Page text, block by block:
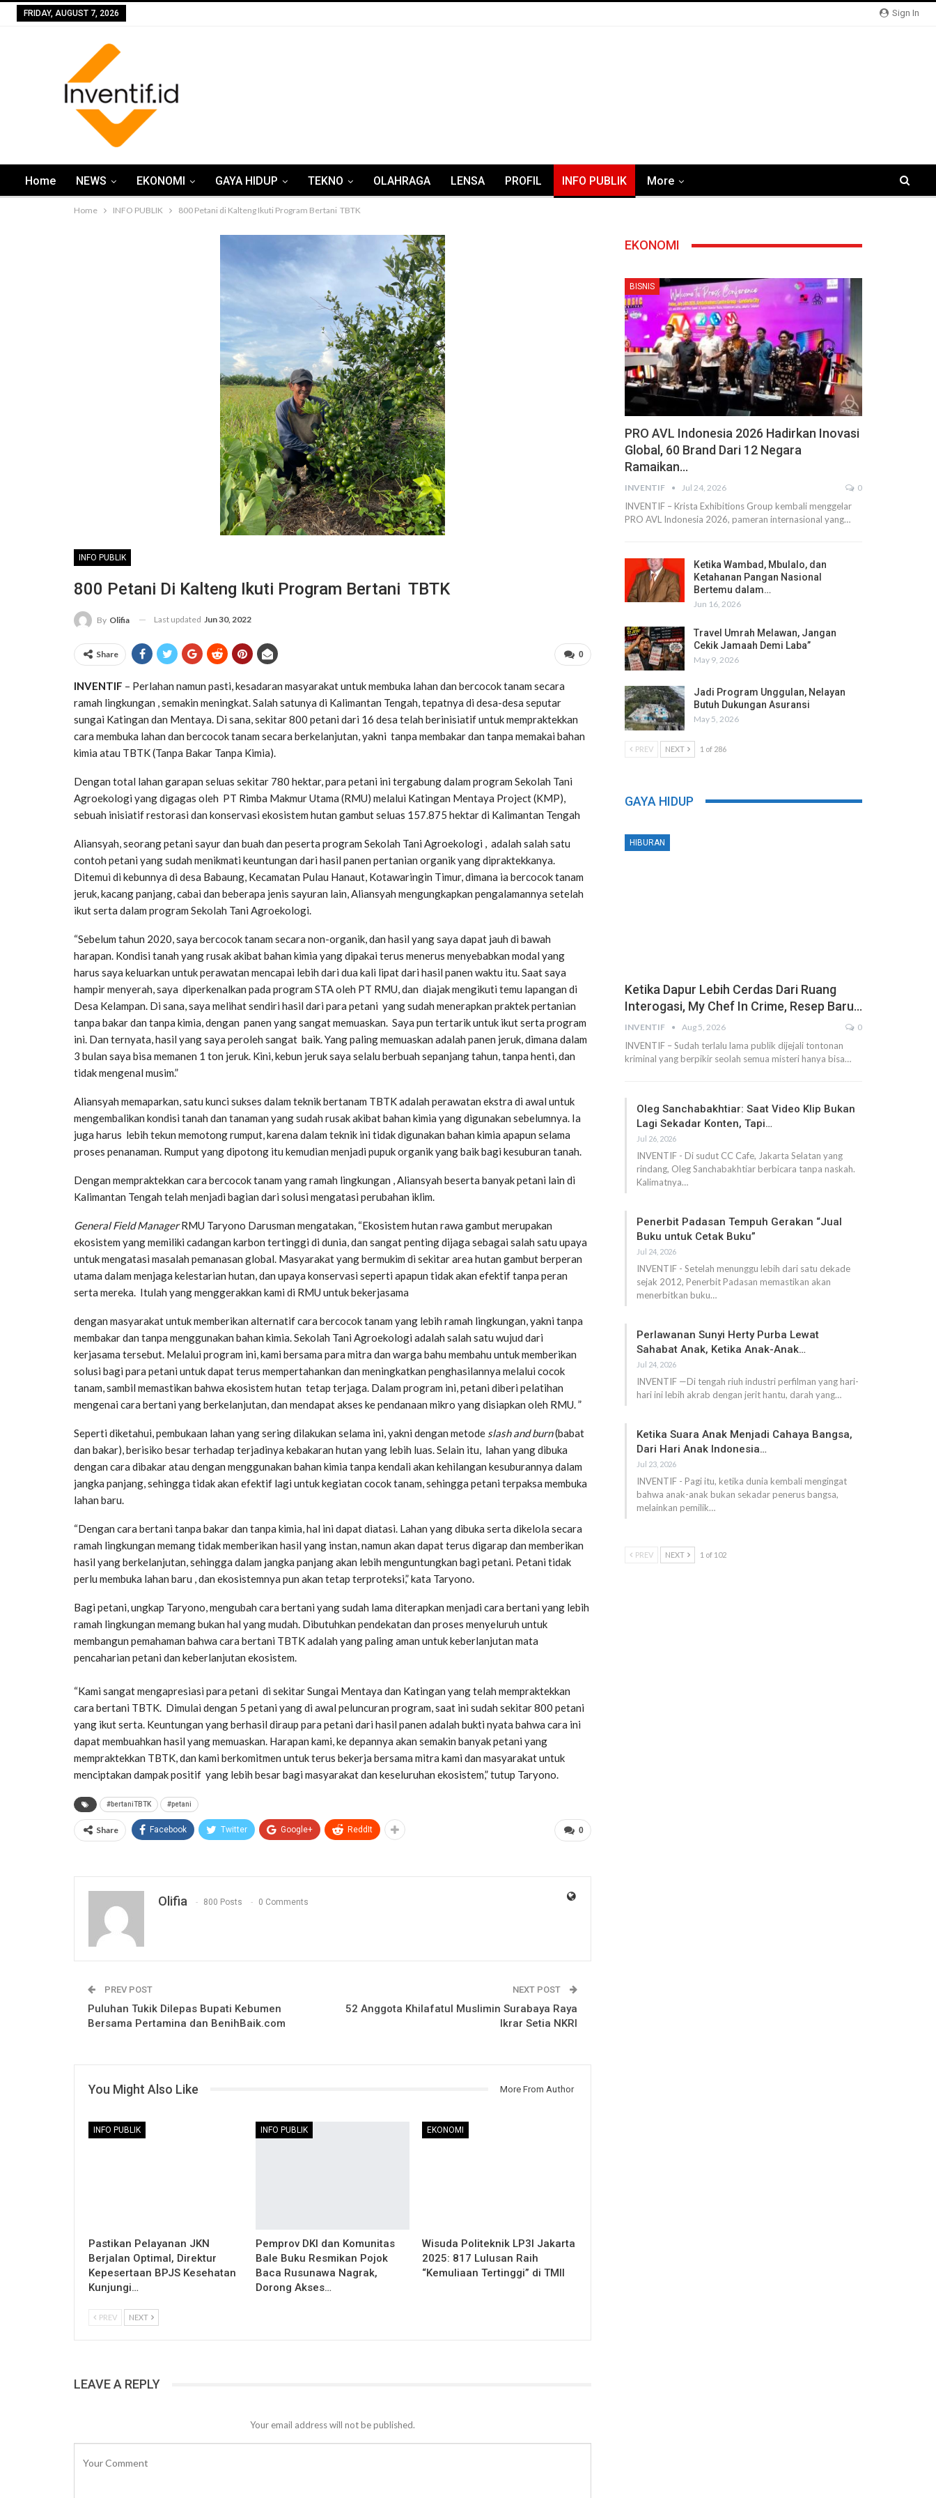
Sign In
FRIDAY, AUGUST 7, 2026
Home NEWS EKONOMI GAYA HIDUP TEKNO OLAHRAGA LENSA PROFIL INFO PUBLIK More
Home INFO PUBLIK 800 Petani di Kalteng Ikuti Program Bertani TBTK
INFO PUBLIK
800 Petani Di Kalteng Ikuti Program Bertani TBTK
By Olifia Last updated Jun 30, 2022
0
Share
INVENTIF – Perlahan namun pasti, kesadaran masyarakat untuk membuka lahan dan bercocok tanam secara
ramah lingkungan , semakin meningkat. Salah satunya di Kalimantan Tengah, tepatnya di desa-desa seputar
sungai Katingan dan Mentaya. Di sana, sekitar 800 petani dari 16 desa telah berinisiatif untuk mempraktekkan
cara membuka lahan dan bercocok tanam secara berkelanjutan, yakni tanpa membakar dan tanpa memakai bahan
kimia atau TBTK (Tanpa Bakar Tanpa Kimia).
Dengan total lahan garapan seluas sekitar 780 hektar, para petani ini tergabung dalam program Sekolah Tani
Agroekologi yang digagas oleh PT Rimba Makmur Utama (RMU) melalui Katingan Mentaya Project (KMP),
sebuah inisiatif restorasi dan konservasi ekosistem hutan gambut seluas 157.875 hektar di Kalimantan Tengah
Aliansyah, seorang petani sayur dan buah dan peserta program Sekolah Tani Agroekologi , adalah salah satu
contoh petani yang sudah menikmati keuntungan dari hasil panen pertanian organik yang dipraktekkanya.
Ditemui di kebunnya di desa Babaung, Kecamatan Pulau Hanaut, Kotawaringin Timur, dimana ia bercocok tanam
jeruk, kacang panjang, cabai dan beberapa jenis sayuran lain, Aliansyah mengungkapkan pengalamannya setelah
ikut serta dalam program Sekolah Tani Agroekologi.
“Sebelum tahun 2020, saya bercocok tanam secara non-organik, dan hasil yang saya dapat jauh di bawah
harapan. Kondisi tanah yang rusak akibat bahan kimia yang dipakai terus menerus menyebabkan modal yang
harus saya keluarkan untuk perawatan mencapai lebih dari dua kali lipat dari hasil panen waktu itu. Saat saya
hampir menyerah, saya diperkenalkan pada program STA oleh PT RMU, dan diajak mengikuti temu lapangan di
Desa Kelampan. Di sana, saya melihat sendiri hasil dari para petani yang sudah menerapkan praktek pertanian
tanpa bakar dan tanpa kimia, dengan panen yang sangat memuaskan. Saya pun tertarik untuk ikut serta program
ini. Dan ternyata, hasil yang saya peroleh sangat baik. Yang paling memuaskan adalah panen jeruk, dimana dalam
3 bulan saya bisa memanen 1 ton jeruk. Kini, kebun jeruk saya selalu berbuah sepanjang tahun, tanpa henti, dan
tidak mengenal musim.”
Aliansyah memaparkan, satu kunci sukses dalam teknik bertanam TBTK adalah perawatan ekstra di awal untuk
mengembalikan kondisi tanah dan tanaman yang sudah rusak akibat bahan kimia yang digunakan sebelumnya. Ia
juga harus lebih tekun memotong rumput, karena dalam teknik ini tidak digunakan bahan kimia apapun selama
proses penanaman. Rumput yang dipotong itu kemudian menjadi pupuk organik yang baik bagi kesuburan tanah.
Dengan mempraktekkan cara bercocok tanam yang ramah lingkungan , Aliansyah beserta banyak petani lain di
Kalimantan Tengah telah menjadi bagian dari solusi mengatasi perubahan iklim.
General Field ManagerRMU Taryono Darusman mengatakan, “Ekosistem hutan rawa gambut merupakan
ekosistem yang memiliki cadangan karbon tertinggi di dunia, dan sangat penting dijaga sebagai salah satu upaya
untuk mengatasi masalah pemanasan global. Masyarakat yang bermukim di sekitar area hutan gambut berperan
utama dalam menjaga kelestarian hutan, dan upaya konservasi seperti apapun tidak akan efektif tanpa peran
serta mereka. Itulah yang menggerakkan kami di RMU untuk bekerjasama
dengan masyarakat untuk memberikan alternatif cara bercocok tanam yang lebih ramah lingkungan, yakni tanpa
membakar dan tanpa menggunakan bahan kimia. Sekolah Tani Agroekologi adalah salah satu wujud dari
kerjasama tersebut. Melalui program ini, kami bersama para mitra dan warga bahu membahu untuk memberikan
solusi bagi para petani untuk dapat terus mempertahankan dan meningkatkan penghasilannya melalui cocok
tanam, sambil memastikan bahwa ekosistem hutan tetap terjaga. Dalam program ini, petani diberi pelatihan
mengenai cara bertani yang berkelanjutan, dan mendapat akses ke pendanaan mikro yang disiapkan oleh RMU. ”
Seperti diketahui, pembukaan lahan yang sering dilakukan selama ini, yakni dengan metode slash and burn(babat
dan bakar), berisiko besar terhadap terjadinya kebakaran hutan yang lebih luas. Selain itu, lahan yang dibuka
dengan cara dibakar atau dengan menggunakan bahan kimia tanpa kendali akan kehilangan kesuburannya dalam
jangka panjang, sehingga tidak akan efektif lagi untuk kegiatan cocok tanam, sehingga petani terpaksa membuka
lahan baru.
“Dengan cara bertani tanpa bakar dan tanpa kimia, hal ini dapat diatasi. Lahan yang dibuka serta dikelola secara
ramah lingkungan memang tidak memberikan hasil yang instan, namun akan dapat terus digarap dan memberikan
hasil yang berkelanjutan, sehingga dalam jangka panjang akan lebih menguntungkan bagi petani. Petani tidak
perlu membuka lahan baru , dan ekosistemnya pun akan tetap terproteksi,” kata Taryono.
Bagi petani, ungkap Taryono, mengubah cara bertani yang sudah lama diterapkan menjadi cara bertani yang lebih
ramah lingkungan memang bukan hal yang mudah. Dibutuhkan pendekatan dan proses menyeluruh untuk
membangun pemahaman bahwa cara bertani TBTK adalah yang paling aman untuk keberlanjutan mata
pencaharian petani dan keberlanjutan ekosistem.
“Kami sangat mengapresiasi para petani di sekitar Sungai Mentaya dan Katingan yang telah mempraktekkan
cara bertani TBTK. Dimulai dengan 5 petani yang di awal peluncuran program, saat ini sudah sekitar 800 petani
yang ikut serta. Keuntungan yang berhasil diraup para petani dari hasil panen adalah bukti nyata bahwa cara ini
dapat membuahkan hasil yang memuaskan. Harapan kami, ke depannya akan semakin banyak petani yang
mempraktekkan TBTK, dan kami berkomitmen untuk terus bekerja bersama mitra kami dan masyarakat untuk
menciptakan dampak positif yang lebih besar bagi masyarakat dan keseluruhan ekosistem,” tutup Taryono.
#bertaniTBTK #petani
0
Share Facebook Twitter Google+ ReddIt
Olifia 800 Posts 0 Comments
PREV POST
Puluhan Tukik Dilepas Bupati Kebumen
Bersama Pertamina dan BenihBaik.com
NEXT POST
52 Anggota Khilafatul Muslimin Surabaya Raya
Ikrar Setia NKRI
You Might Also Like More From Author
INFO PUBLIK
Pastikan Pelayanan JKN
Berjalan Optimal, Direktur
Kepesertaan BPJS Kesehatan
Kunjungi…
INFO PUBLIK
Pemprov DKI dan Komunitas
Bale Buku Resmikan Pojok
Baca Rusunawa Nagrak,
Dorong Akses…
EKONOMI
Wisuda Politeknik LP3I Jakarta
2025: 817 Lulusan Raih
“Kemuliaan Tertinggi” di TMII
PREV NEXT
LEAVE A REPLY
Your email address will not be published.
EKONOMI
BISNIS
PRO AVL Indonesia 2026 Hadirkan Inovasi
Global, 60 Brand Dari 12 Negara
Ramaikan…
INVENTIF Jul 24, 2026 0
INVENTIF – Krista Exhibitions Group kembali menggelar
PRO AVL Indonesia 2026, pameran internasional yang…
Ketika Wambad, Mbulalo, dan
Ketahanan Pangan Nasional
Bertemu dalam…
Jun 16, 2026
Travel Umrah Melawan, Jangan
Cekik Jamaah Demi Laba”
May 9, 2026
Jadi Program Unggulan, Nelayan
Butuh Dukungan Asuransi
May 5, 2026
PREV NEXT 1 of 286
GAYA HIDUP
HIBURAN
Ketika Dapur Lebih Cerdas Dari Ruang
Interogasi, My Chef In Crime, Resep Baru…
INVENTIF Aug 5, 2026 0
INVENTIF – Sudah terlalu lama publik dijejali tontonan
kriminal yang berpikir seolah semua misteri hanya bisa…
Oleg Sanchabakhtiar: Saat Video Klip Bukan
Lagi Sekadar Konten, Tapi…
Jul 26, 2026
INVENTIF - Di sudut CC Cafe, Jakarta Selatan yang
rindang, Oleg Sanchabakhtiar berbicara tanpa naskah.
Kalimatnya…
Penerbit Padasan Tempuh Gerakan “Jual
Buku untuk Cetak Buku”
Jul 24, 2026
INVENTIF - Setelah menunggu lebih dari satu dekade
sejak 2012, Penerbit Padasan memastikan akan
menerbitkan buku…
Perlawanan Sunyi Herty Purba Lewat
Sahabat Anak, Ketika Anak-Anak…
Jul 24, 2026
INVENTIF —Di tengah riuh industri perfilman yang hari-
hari ini lebih akrab dengan jerit hantu, darah yang…
Ketika Suara Anak Menjadi Cahaya Bangsa,
Dari Hari Anak Indonesia…
Jul 23, 2026
INVENTIF - Pagi itu, ketika dunia kembali mengingat
bahwa anak-anak bukan sekadar penerus bangsa,
melainkan pemilik…
PREV NEXT 1 of 102